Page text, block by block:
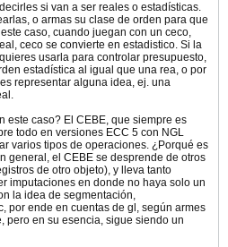
si van a ser reales o estadísticas.
o armas su clase de orden para que
caso, cuando juegan con un ceco,
ceco se convierte en estadistico. Si la
usarla para controlar presupuesto,
estadística al igual que una rea, o por
representar alguna idea, ej. una
este caso? El CEBE, que siempre es
todo en versiones ECC 5 con NGL
varios tipos de operaciones. ¿Porqué es
general, el CEBE se desprende de otros
de otro objeto), y lleva tanto
imputaciones en donde no haya solo un
la idea de segmentación,
por ende en cuentas de gl, según armes
pero en su esencia, sigue siendo un